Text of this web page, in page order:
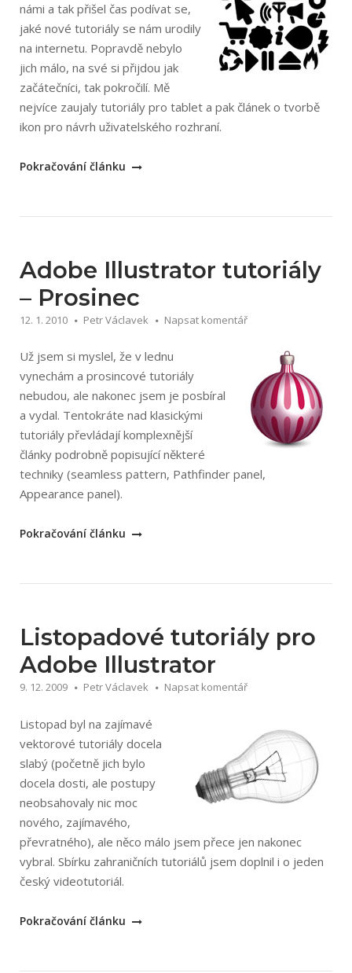
námi a tak přišel čas podívat se,
jaké nové tutoriály se nám urodily
na internetu. Popravdě nebylo
jich málo, na své si přijdou jak
začátečníci, tak pokročilí. Mě
nejvíce zaujaly tutoriály pro tablet a pak článek o tvorbě
ikon pro návrh uživatelského rozhraní.
„Adobe
Pokračování článku
Adobe Illustrator tutoriály
– Prosinec
12. 1. 2010 Petr Václavek Napsat komentář
Už jsem si myslel, že v lednu
vynechám a prosincové tutoriály
nebudou, ale nakonec jsem je posbíral
a vydal. Tentokráte nad klasickými
tutoriály převládají komplexnější
články podrobně popisující některé
techniky (seamless pattern, Pathfinder panel,
Appearance panel).
„Adobe
Pokračování článku
Listopadové tutoriály pro
Adobe Illustrator
9. 12. 2009 Petr Václavek Napsat komentář
Listopad byl na zajímavé
vektorové tutoriály docela
slabý (početně jich bylo
docela dosti, ale postupy
neobsahovaly nic moc
nového, zajímavého,
převratného), ale něco málo jsem přece jen nakonec
vybral. Sbírku zahraničních tutoriálů jsem doplnil i o jeden
český videotutoriál.
„Listopadové
Pokračování článku